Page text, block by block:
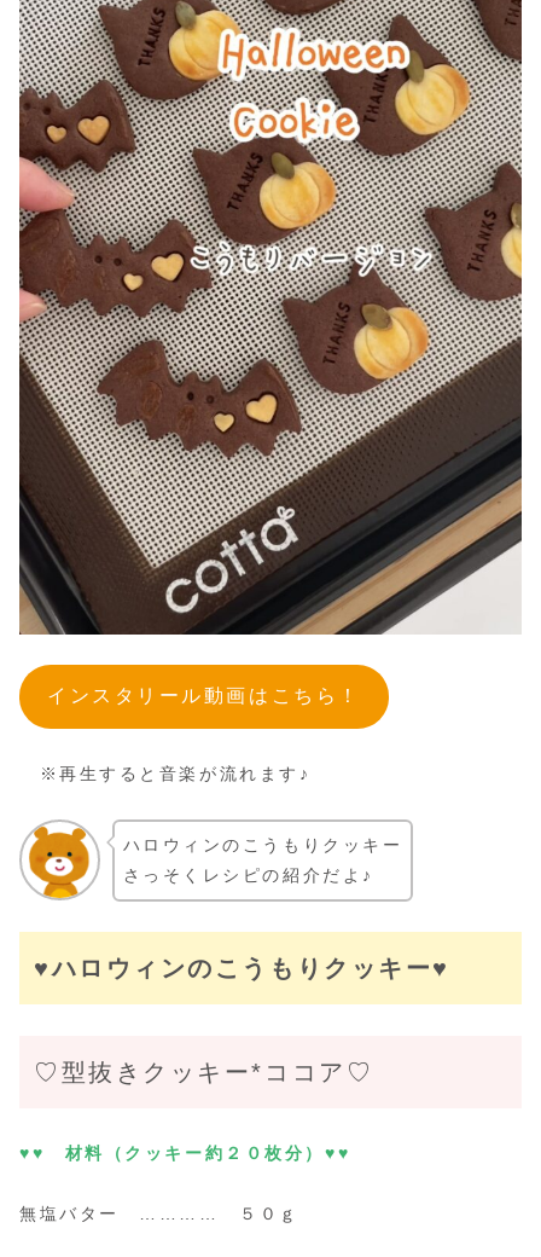
インスタリール動画はこちら！
※再生すると音楽が流れます♪
ハロウィンのこうもりクッキー
さっそくレシピの紹介だよ♪
♥ハロウィンのこうもりクッキー♥
♡型抜きクッキー*ココア♡
♥♥ 材料（クッキー約２０枚分）♥♥
無塩バター ………… ５０ｇ